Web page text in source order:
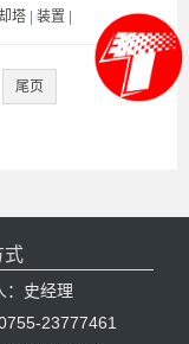
塔 装置
尾页
式
：史经理
23777461